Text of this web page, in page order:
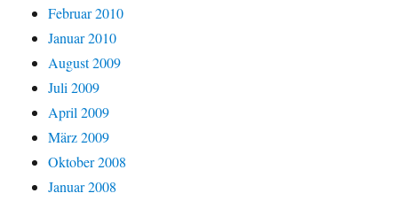
Februar 2010
Januar 2010
August 2009
Juli 2009
April 2009
März 2009
Oktober 2008
Januar 2008